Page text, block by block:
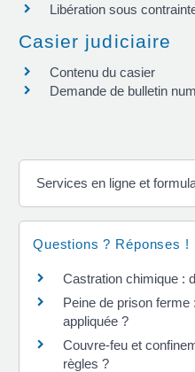
Libération sous
Casier judiciaire
Contenu du casier
Demande de bulletin
Services en ligne et
Questions ? Réponses !
Castration chimique :
Peine de prison
appliquée ?
Couvre-feu et
règles ?